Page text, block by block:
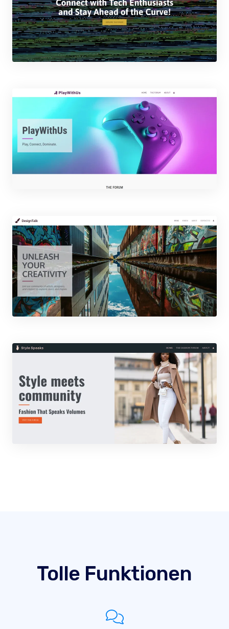
Tolle Funktionen